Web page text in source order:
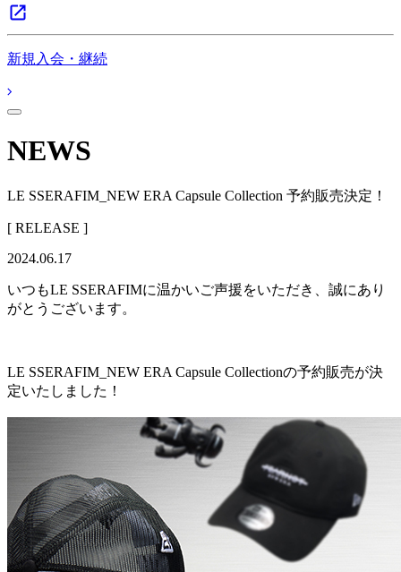
新規入会・継続
NEWS
LE SSERAFIM_NEW ERA Capsule Collection 予約販売決定！
[ RELEASE ]
2024.06.17
いつもLE SSERAFIMに温かいご声援をいただき、誠にあり
がとうございます。
LE SSERAFIM_NEW ERA Capsule Collectionの予約販売が決
定いたしました！